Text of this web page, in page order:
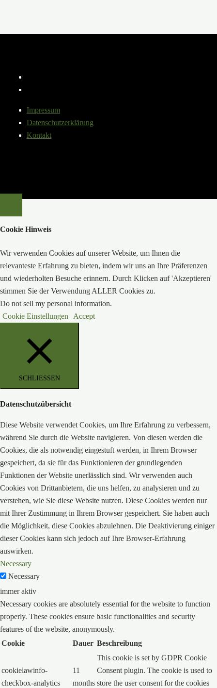
Impressum
Datenschutzerklärung
Kontakt
Cookie Hinweis
Wir verwenden Cookies auf unserer Website, um Ihnen die
relevanteste Erfahrung zu bieten, indem wir uns an Ihre Präferenzen
und wiederholten Besuche erinnern. Durch Klicken auf 'Akzeptieren'
stimmen Sie der Verwendung ALLER Cookies zu.
Do not sell my personal information.
Cookie Einstellungen
Accept
SCHLIESSEN
Datenschutzübersicht
Diese Website verwendet Cookies, um Ihre Erfahrung zu verbessern,
während Sie durch die Website navigieren. Von diesen werden die
Cookies, die als notwendig eingestuft werden, in Ihrem Browser
gespeichert, da sie für das Funktionieren der grundlegenden
Funktionen der Website unerlässlich sind. Wir verwenden auch
Cookies von Drittanbietern, die uns helfen, zu analysieren und zu
verstehen, wie Sie diese Website nutzen. Diese Cookies werden nur
mit Ihrer Zustimmung in Ihrem Browser gespeichert. Sie haben auch
die Möglichkeit, diese Cookies abzulehnen. Die Deaktivierung einiger
dieser Cookies kann sich jedoch auf Ihre Browser-Erfahrung
auswirken.
Necessary
Necessary
immer aktiv
Necessary cookies are absolutely essential for the website to function
properly. These cookies ensure basic functionalities and security
features of the website, anonymously.
Cookie
Dauer Beschreibung
cookielawinfo-
checkbox-analytics
11
months
This cookie is set by GDPR Cookie
Consent plugin. The cookie is used to
store the user consent for the cookies